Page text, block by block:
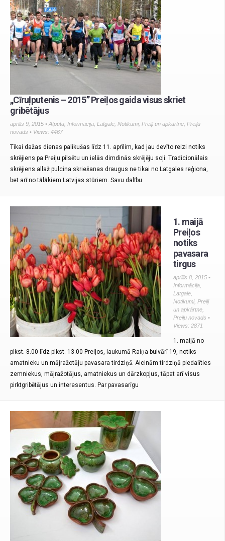
„Cīruļputenis – 2015” Preiļos gaida visus skriet
gribētājus
aprīlis 9, 2015 • Atpūta Informācija Latgale Notikumi, Preiļi un apkārtne Preiļu
novads • Views: 4467
Tikai dažas dienas palikušas līdz 11. aprīlim, kad jau devīto reizi notiks
skrējiens pa Preiļu pilsētu un ielās dimdinās skrējēju soļi. Tradicionālais
skrējiens allaž pulcina skriešanas draugus ne tikai no Latgales reģiona,
bet arī no tālākiem Latvijas stūriem. Savu dalību
1. maijā
Preiļos
notiks
pavasara
tirgus
aprīlis 8, 2015 •
Informācija
Latgale
Notikumi, Preiļi
un apkārtne
Preiļu novads •
Views: 2871
1. maijā no
plkst. 8.00 līdz plkst. 13.00 Preiļos, laukumā Raiņa bulvārī 19, notiks
amatnieku un mājražotāju pavasara tirdziņš. Aicinām tirdziņā piedalīties
zemniekus, mājražotājus, amatniekus un dārzkopjus, tāpat arī visus
pirktgribētājus un interesentus. Par pavasarīgu